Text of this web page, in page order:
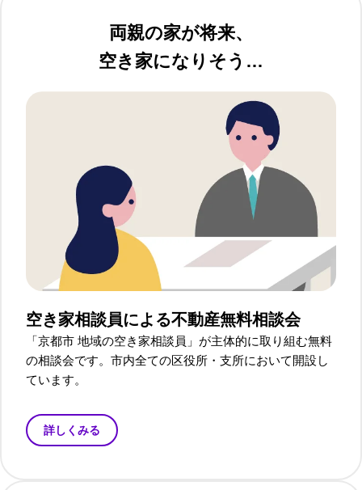
両親の家が将来、
空き家になりそう…
空き家相談員による不動産無料相談会
「京都市 地域の空き家相談員」が主体的に取り組む無料
の相談会です。市内全ての区役所・支所において開設し
ています。
詳しくみる